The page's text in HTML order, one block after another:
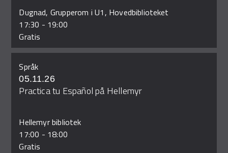
Dugnad, Grupperom i U1, Hovedbiblioteket
17:30 - 19:00
Gratis
Språk
05.11.26
Practica tu Español på Hellemyr
Hellemyr bibliotek
17:00 - 18:00
Gratis